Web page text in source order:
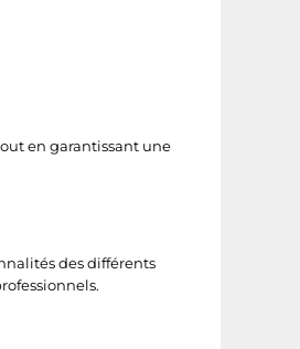
en garantissant une
des différents